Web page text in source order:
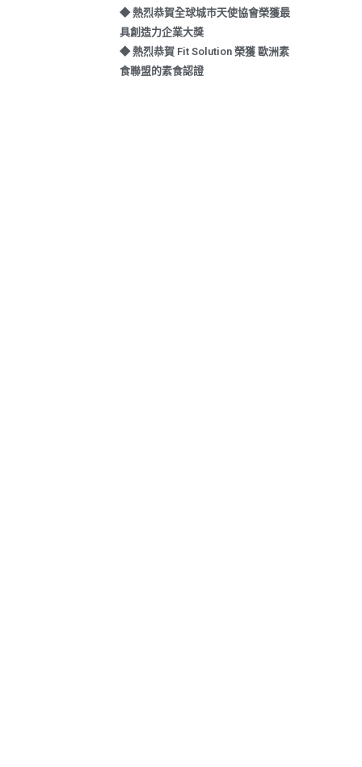
◆ 熱烈恭賀全球城巿天使協會榮獲最
具創造力企業大獎
◆ 熱烈恭賀 Fit Solution 榮獲 歐洲素
食聯盟的素食認證